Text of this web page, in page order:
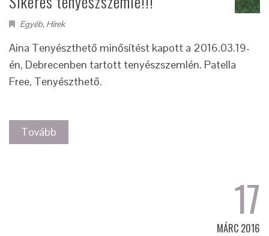
Egyéb, Hírek
Aina Tenyészthető minősítést kapott a 2016.03.19-
én, Debrecenben tartott tenyészszemlén. Patella
Free, Tenyészthető.
Tovább
17
MÁRC 2016